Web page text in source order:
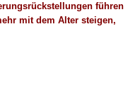
führen
mit dem Alter steigen,